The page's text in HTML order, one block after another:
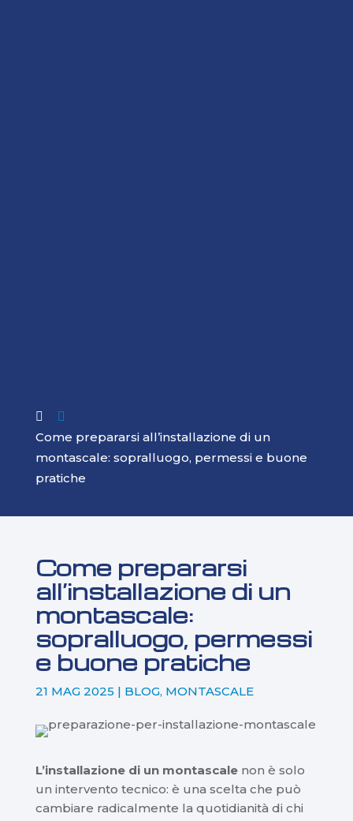

Come prepararsi all’installazione di un
montascale: sopralluogo, permessi e buone
pratiche
Come prepararsi
all’installazione di un
montascale:
sopralluogo, permessi
e buone pratiche
21 MAG 2025 | BLOG, MONTASCALE
L’installazione di un montascale non è solo
un intervento tecnico: è una scelta che può
cambiare radicalmente la quotidianità di chi